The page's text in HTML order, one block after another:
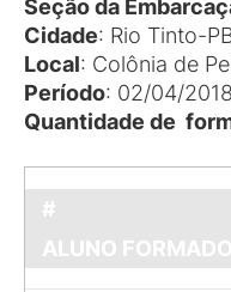
Seção da
Cidade: Rio Tinto-
Local: Colônia de
Período: 02/04/
Quantidade de
#
ALUNO FORMADO